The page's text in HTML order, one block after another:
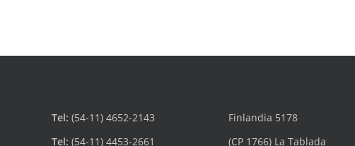
Tel: (54-11) 4652-2143
Tel: (54-11) 4453-2661
Finlandia 5178
(CP 1766) La Tablada